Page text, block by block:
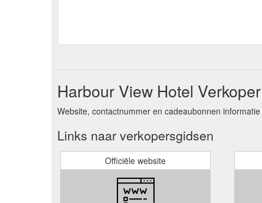
Harbour View Hotel
Website, contactnummer en cadeaubonnen
Links naar verkopersgidsen
Officiële website